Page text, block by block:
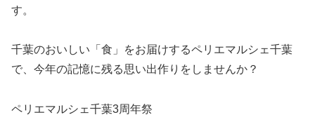
す。
千葉のおいしい「食」をお届けするペリエマルシェ千葉
で、今年の記憶に残る思い出作りをしませんか？
ペリエマルシェ千葉3周年祭